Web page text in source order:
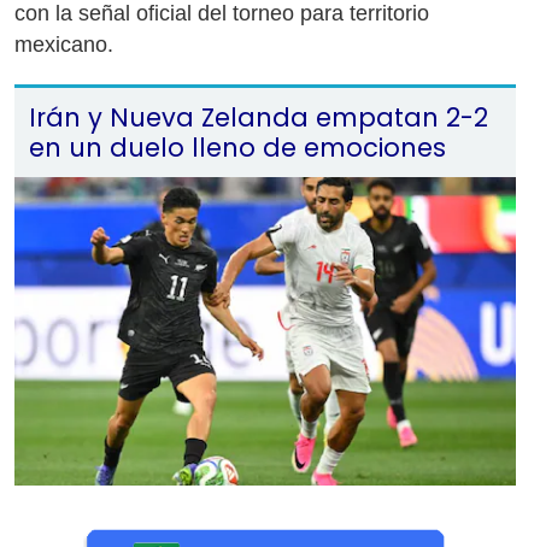
con la señal oficial del torneo para territorio
mexicano.
Irán y Nueva Zelanda empatan 2-2
en un duelo lleno de emociones